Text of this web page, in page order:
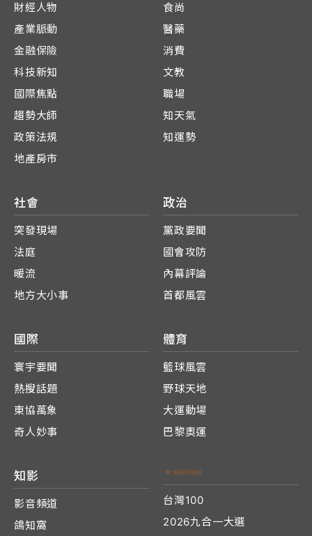
財經人物
產業脈動
金融保險
科技新知
國際焦點
趨勢大師
政策法規
地產房市
食尚
醫藥
消費
文教
職場
知天氣
知運勢
社會
突發現場
法庭
暖流
地方大小事
政治
黨政要聞
國會攻防
內幕評論
首都風雲
國際
寰宇要聞
熱搜話題
東協萬象
奇人妙事
體育
籃球風雲
野球天地
大運動場
巴黎奧運
知影
影音頻道
鴿知窩
台灣100
2026九合一大選